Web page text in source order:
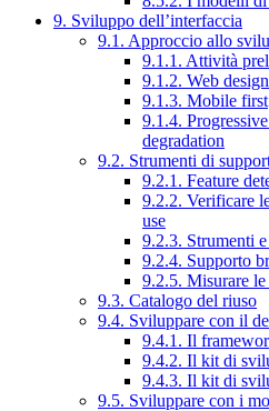
9. Sviluppo dell’interfaccia
9.1. Approccio allo
9.1.1. Attività
9.1.2. Web
9.1.3. Mobile first
9.1.4.
degradation
9.2. Strumenti di
9.2.1. Feature
9.2.2. Verificare
use
9.2.3. Strumenti
9.2.4. Supporto
9.2.5. Misurare le
9.3. Catalogo del riuso
9.4. Sviluppare con il
9.4.1. Il
9.4.2. Il kit di
9.4.3. Il kit di
9.5. Sviluppare con i